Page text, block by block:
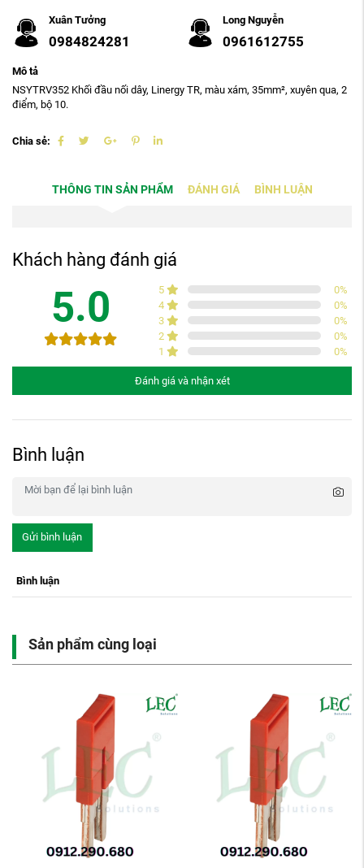
Xuân Tưởng
0984824281
Long Nguyễn
0961612755
Mô tả
NSYTRV352 Khối đầu nối dây, Linergy TR, màu xám, 35mm², xuyên qua, 2
điểm, bộ 10.
Chia sẻ:
THÔNG TIN SẢN PHẨM ĐÁNH GIÁ BÌNH LUẬN
Khách hàng đánh giá
5.0 5 0%
4
0%
3
0%
2
0%
1
0%
Đánh giá và nhận xét
Bình luận
Gửi bình luận
Bình luận
Sản phẩm cùng loại